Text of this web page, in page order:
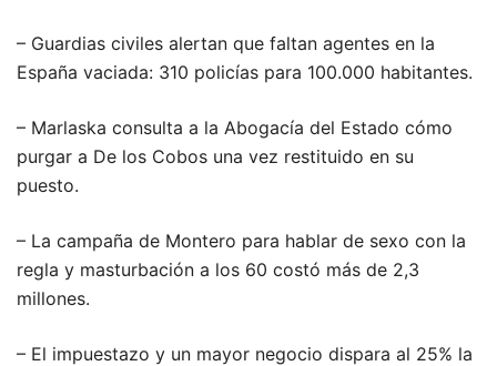
– Guardias civiles alertan que faltan agentes en la
España vaciada: 310 policías para 100.000 habitantes.
– Marlaska consulta a la Abogacía del Estado cómo
purgar a De los Cobos una vez restituido en su
puesto.
– La campaña de Montero para hablar de sexo con la
regla y masturbación a los 60 costó más de 2,3
millones.
– El impuestazo y un mayor negocio dispara al 25% la